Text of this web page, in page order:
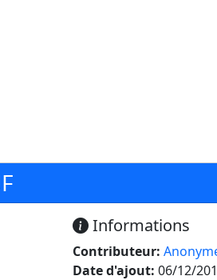
Informations
Contributeur:
Date d'ajout: 06/12/